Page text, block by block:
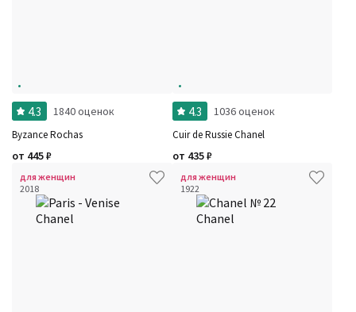
4.3 1840 оценок
Byzance Rochas
от 445₽
4.3 1036 оценок
Cuir de Russie Chanel
от 435₽
для женщин
2018
для женщин
1922